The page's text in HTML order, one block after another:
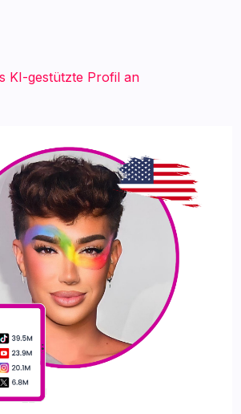
KI-gestützte Profil an